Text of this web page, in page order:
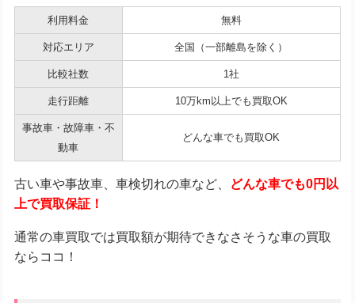
利用料金 無料
対応エリア 全国（一部離島を除く）
比較社数 1社
走行距離 10万km以上でも買取OK
事故車・故障車・不
動車
どんな車でも買取OK
古い車や事故車、車検切れの車など、
どんな車でも0円以
上で買取保証！
通常の車買取では買取額が期待できなさそうな車の買取
ならココ！